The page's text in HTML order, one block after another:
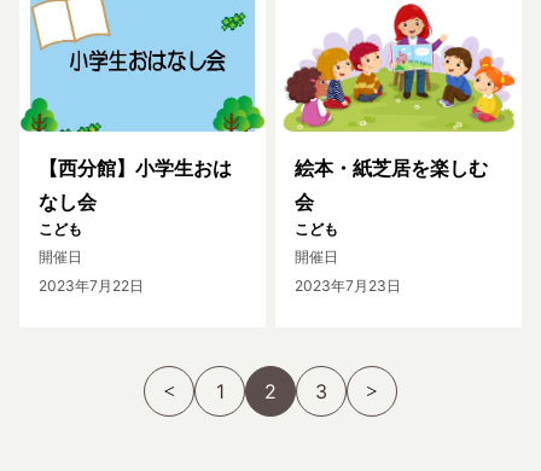
【西分館】小学生おは
なし会
こども
開催日
2023年7月22日
絵本・紙芝居を楽しむ
会
こども
開催日
2023年7月23日
1 2 3